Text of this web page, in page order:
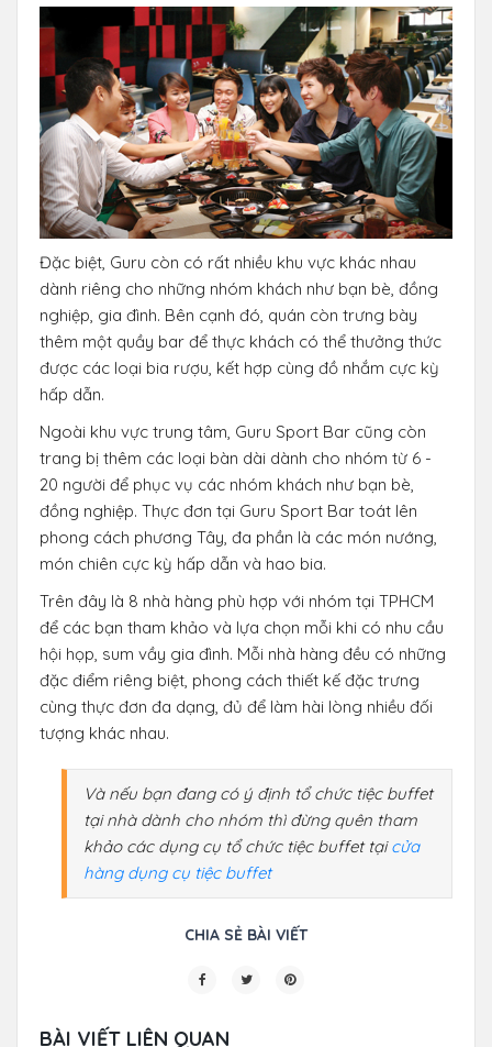
Đặc biệt, Guru còn có rất nhiều khu vực khác nhau
dành riêng cho những nhóm khách như bạn bè, đồng
nghiệp, gia đình. Bên cạnh đó, quán còn trưng bày
thêm một quầy bar để thực khách có thể thưởng thức
được các loại bia rượu, kết hợp cùng đồ nhắm cực kỳ
hấp dẫn.
Ngoài khu vực trung tâm, Guru Sport Bar cũng còn
trang bị thêm các loại bàn dài dành cho nhóm từ 6 -
20 người để phục vụ các nhóm khách như bạn bè,
đồng nghiệp. Thực đơn tại Guru Sport Bar toát lên
phong cách phương Tây, đa phần là các món nướng,
món chiên cực kỳ hấp dẫn và hao bia.
Trên đây là 8 nhà hàng phù hợp với nhóm tại TPHCM
để các bạn tham khảo và lựa chọn mỗi khi có nhu cầu
hội họp, sum vầy gia đình. Mỗi nhà hàng đều có những
đặc điểm riêng biệt, phong cách thiết kế đặc trưng
cùng thực đơn đa dạng, đủ để làm hài lòng nhiều đối
tượng khác nhau.
Và nếu bạn đang có ý định tổ chức tiệc buffet
tại nhà dành cho nhóm thì đừng quên tham
khảo các dụng cụ tổ chức tiệc buffet tạicửa
hàng dụng cụ tiệc buffet
CHIA SẺ BÀI VIẾT
BÀI VIẾT LIÊN QUAN